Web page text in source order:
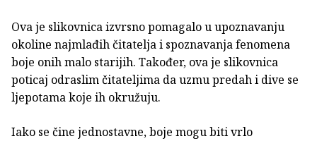
Ova je slikovnica izvrsno pomagalo u upoznavanju
okoline najmlađih čitatelja i spoznavanja fenomena
boje onih malo starijih. Također, ova je slikovnica
poticaj odraslim čitateljima da uzmu predah i dive se
ljepotama koje ih okružuju.
Iako se čine jednostavne, boje mogu biti vrlo